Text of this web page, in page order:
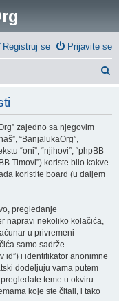
Prijavite se
Registruj se
zajedno sa njegovim
“BanjalukaOrg”,
“oni”, “njihovi”, “phpBB
Timovi”) koriste bilo kakve
koristite board (u daljem
pregledanje
napravi nekoliko kolačića,
u privremeni
samo sadrže
id”) i identifikator anonimne
dodeljuju vama putem
teme u okviru
koje ste čitali, i tako